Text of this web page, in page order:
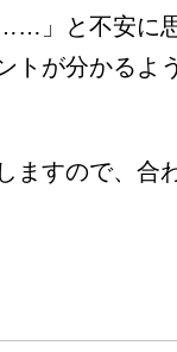
」と不安に
トが分かる
すので、合